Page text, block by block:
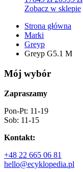
Zobacz w sklepie
Strona główna
Marki
Greyp
Greyp G5.1 M
Mój wybór
Zapraszamy
Pon-Pt: 11-19
Sob: 11-15
Kontakt:
+48 22 665 06 81
hello@ecyklopedia.pl